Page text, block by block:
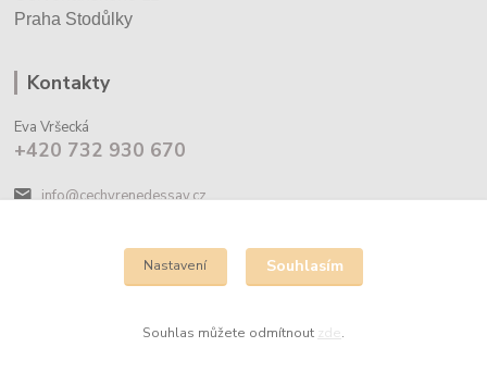
Praha Stodůlky
Kontakty
Eva Vršecká
+420 732 930 670
info@cechyrenedessay.cz
Nastavení Souhlasím
Souhlas můžete odmítnout zde .